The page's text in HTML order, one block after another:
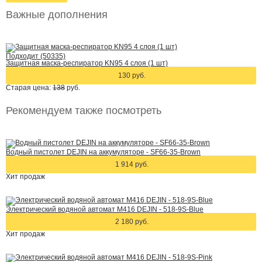
Важные дополнения
Подходит (50335)
Защитная маска-респиратор KN95 4 слоя (1 шт)
130 руб.
Старая цена: 138 руб.
Рекомендуем также посмотреть
Водный пистолет DEJIN на аккумуляторе - SF66-35-Brown
1 914 руб.
Хит продаж
Электрический водяной автомат M416 DEJIN - 518-9S-Blue
2 180 руб.
Хит продаж